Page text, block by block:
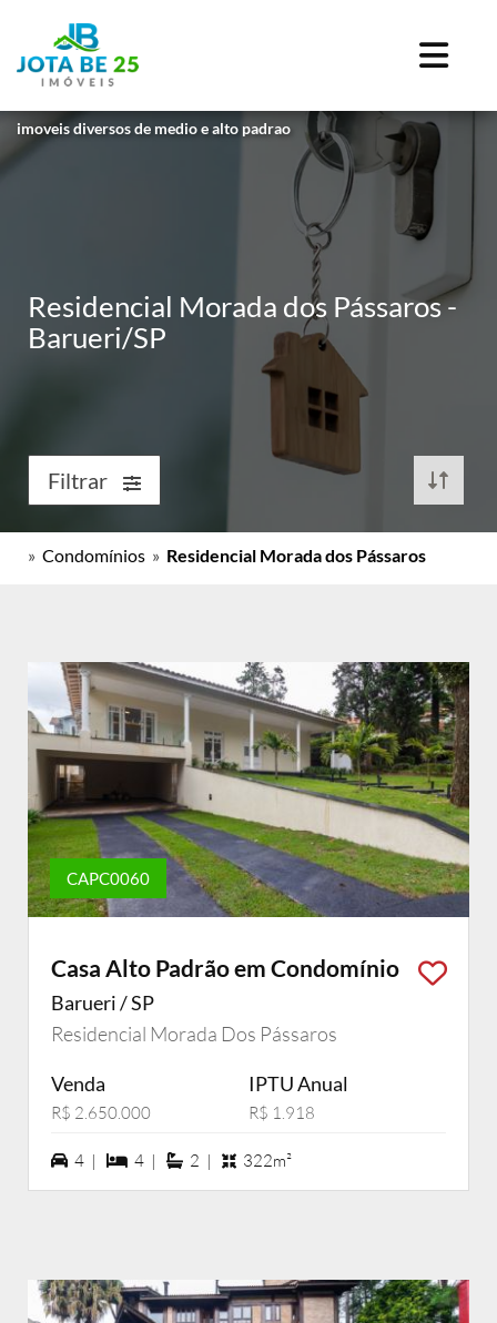
imoveis diversos de medio e alto padrao
Residencial Morada dos Pássaros -
Barueri/SP
Filtrar
» Condomínios » Residencial Morada dos Pássaros
CAPC0060
Casa Alto Padrão em Condomínio
Barueri / SP
Residencial Morada Dos Pássaros
Venda
R$ 2.650.000
IPTU Anual
R$ 1.918
4 vagas na garagem
4 | 4 dormiórios
4 | 2 suítes
2 | 322m²